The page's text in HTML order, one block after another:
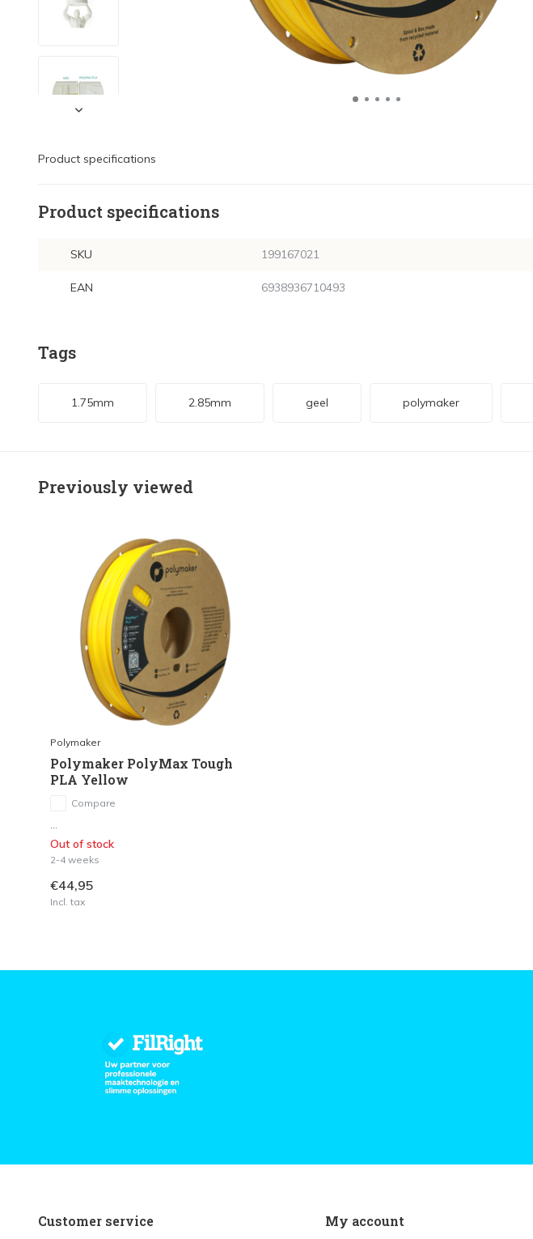
Product specifications
Product specifications
SKU 199167021
EAN 6938936710493
Tags
1.75mm 2.85mm geel polymaker
Previously viewed
Polymaker
Polymaker PolyMax Tough
PLA Yellow
Compare
Out of stock
2-4 weeks
€44,95
Incl. tax
Customer service My account